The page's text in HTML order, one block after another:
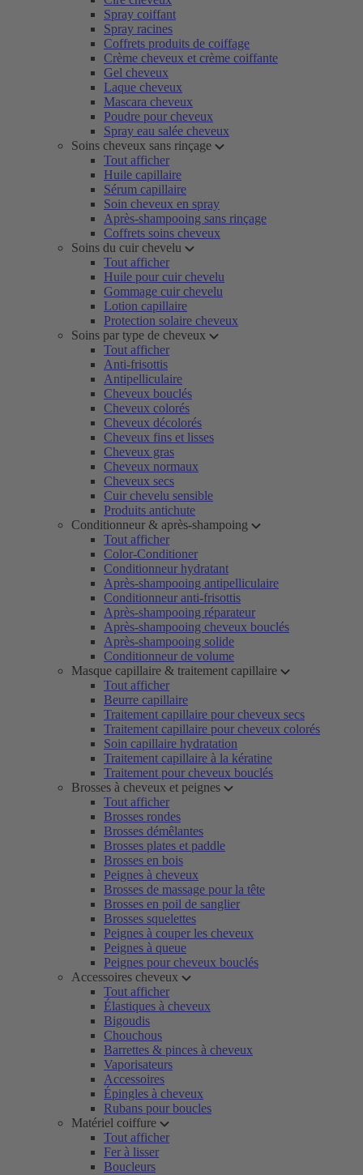
Spray coiffant
Spray racines
Coffrets produits de coiffage
Crème cheveux et crème coiffante
Gel cheveux
Laque cheveux
Mascara cheveux
Poudre pour cheveux
Spray eau salée cheveux
Soins cheveux sans rinçage
Tout afficher
Huile capillaire
Sérum capillaire
Soin cheveux en spray
Après-shampooing sans rinçage
Coffrets soins cheveux
Soins du cuir chevelu
Tout afficher
Huile pour cuir chevelu
Gommage cuir chevelu
Lotion capillaire
Protection solaire cheveux
Soins par type de cheveux
Tout afficher
Anti-frisottis
Antipelliculaire
Cheveux bouclés
Cheveux colorés
Cheveux décolorés
Cheveux fins et lisses
Cheveux gras
Cheveux normaux
Cheveux secs
Cuir chevelu sensible
Produits antichute
Conditionneur & après-shampoing
Tout afficher
Color-Conditioner
Conditionneur hydratant
Après-shampooing antipelliculaire
Conditionneur anti-frisottis
Après-shampooing réparateur
Après-shampooing cheveux bouclés
Après-shampooing solide
Conditionneur de volume
Masque capillaire & traitement capillaire
Tout afficher
Beurre capillaire
Traitement capillaire pour cheveux secs
Traitement capillaire pour cheveux colorés
Soin capillaire hydratation
Traitement capillaire à la kératine
Traitement pour cheveux bouclés
Brosses à cheveux et peignes
Tout afficher
Brosses rondes
Brosses démêlantes
Brosses plates et paddle
Brosses en bois
Peignes à cheveux
Brosses de massage pour la tête
Brosses en poil de sanglier
Brosses squelettes
Peignes à couper les cheveux
Peignes à queue
Peignes pour cheveux bouclés
Accessoires cheveux
Tout afficher
Élastiques à cheveux
Bigoudis
Chouchous
Barrettes & pinces à cheveux
Vaporisateurs
Accessoires
Épingles à cheveux
Rubans pour boucles
Matériel coiffure
Tout afficher
Fer à lisser
Boucleurs